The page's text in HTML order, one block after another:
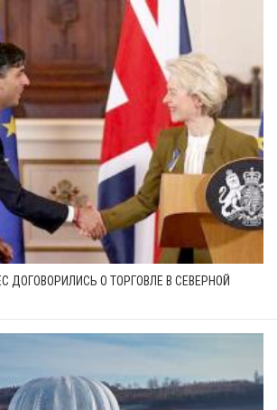
ДОГОВОРИЛИСЬ О ТОРГОВЛЕ В СЕВЕРНОЙ